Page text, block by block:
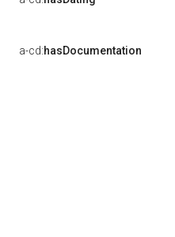
a-cd:hasDocumentation